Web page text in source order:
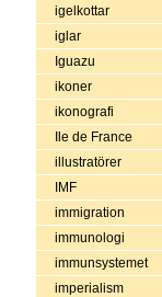
igelkottar
iglar
Iguazu
ikoner
ikonografi
Ile de France
illustratörer
IMF
immigration
immunologi
immunsystemet
imperialism